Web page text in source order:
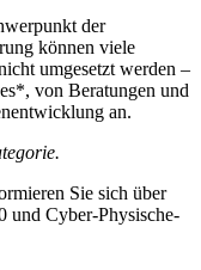
der
können viele
umgesetzt werden –
von Beratungen und
an.
Sie sich über
und Cyber-Physische-